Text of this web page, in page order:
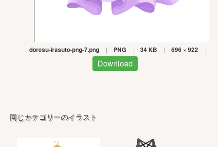
doresu-irasuto-png-7.png | PNG | 34 KB | 696 × 922 |
Download
同じカテゴリーのイラスト